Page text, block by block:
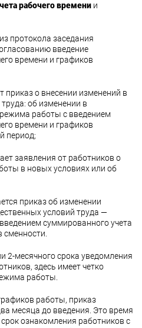
рабочего времени и
протокола заседания
введение
времени и графиков
приказ о внесении изменений в
об изменении в
работы с введением
времени и графиков
период;
заявления от работников о
в новых условиях или об
приказ об изменении
условий труда —
суммированного учета
сменности.
2-месячного срока уведомления
здесь имеет четко
работы.
работы, приказ
месяца до введения. Это время
ознакомления работников с